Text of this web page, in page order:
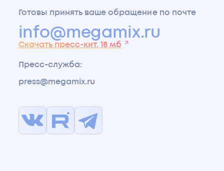
Готовы принять ваше обращение по почте
info@megamix.ru
Скачать пресс-кит, 18 мб
Пресс-служба:
press@megamix.ru